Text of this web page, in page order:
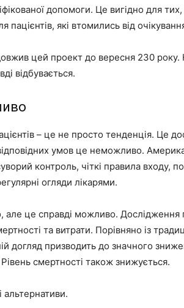
допомоги. Це вигідно для
пацієнтів, які втомились від
цей проект до вересня 230
відбувається.
– це не просто тенденція. Це
умов це неможливо.
контроль, чіткі правила входу,
огляди лікарями.
але це справді можливо. Дослідження
та витрати. Порівняно із
догляд призводить до значного
смертності також знижується.
альтернативи.